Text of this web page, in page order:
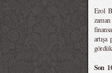
Erol
artışa
Son